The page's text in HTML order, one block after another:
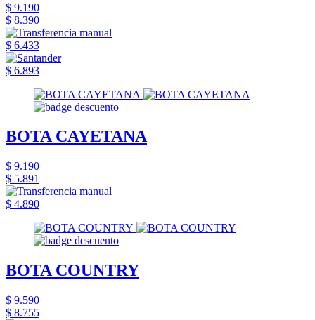
$ 9.190
$ 8.390
$ 6.433
$ 6.893
BOTA CAYETANA
$ 9.190
$ 5.891
$ 4.890
BOTA COUNTRY
$ 9.590
$ 8.755